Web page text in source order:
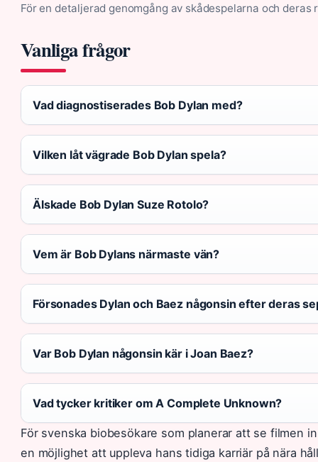
För en detaljerad genomgång av skådespelarna och deras
Vanliga frågor
Vad diagnostiserades Bob Dylan med?
Vilken låt vägrade Bob Dylan spela?
Älskade Bob Dylan Suze Rotolo?
Vem är Bob Dylans närmaste vän?
Försonades Dylan och Baez någonsin efter deras
Var Bob Dylan någonsin kär i Joan Baez?
Vad tycker kritiker om A Complete Unknown?
För svenska biobesökare som planerar att se filmen
en möjlighet att uppleva hans tidiga karriär på nära